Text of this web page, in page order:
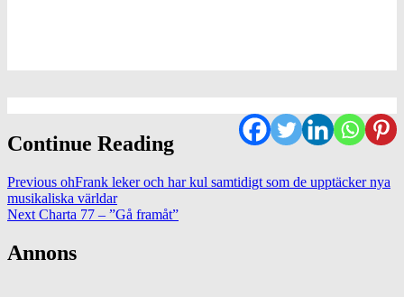
Continue Reading
Previous ohFrank leker och har kul samtidigt som de upptäcker nya
musikaliska världar
Next Charta 77 – ”Gå framåt”
Annons